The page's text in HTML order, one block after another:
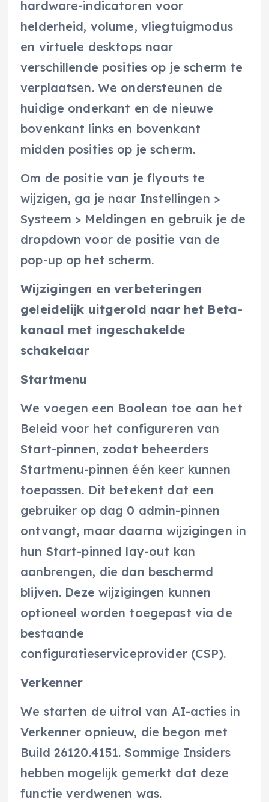
hardware-indicatoren voor
helderheid, volume, vliegtuigmodus
en virtuele desktops naar
verschillende posities op je scherm te
verplaatsen. We ondersteunen de
huidige onderkant en de nieuwe
bovenkant links en bovenkant
midden posities op je scherm.
Om de positie van je flyouts te
wijzigen, ga je naar Instellingen >
Systeem > Meldingen en gebruik je de
dropdown voor de positie van de
pop-up op het scherm.
Wijzigingen en verbeteringen
geleidelijk uitgerold naar het Beta-
kanaal met ingeschakelde
schakelaar
Startmenu
We voegen een Boolean toe aan het
Beleid voor het configureren van
Start-pinnen, zodat beheerders
Startmenu-pinnen één keer kunnen
toepassen. Dit betekent dat een
gebruiker op dag 0 admin-pinnen
ontvangt, maar daarna wijzigingen in
hun Start-pinned lay-out kan
aanbrengen, die dan beschermd
blijven. Deze wijzigingen kunnen
optioneel worden toegepast via de
bestaande
configuratieserviceprovider (CSP).
Verkenner
We starten de uitrol van AI-acties in
Verkenner opnieuw, die begon met
Build 26120.4151. Sommige Insiders
hebben mogelijk gemerkt dat deze
functie verdwenen was.